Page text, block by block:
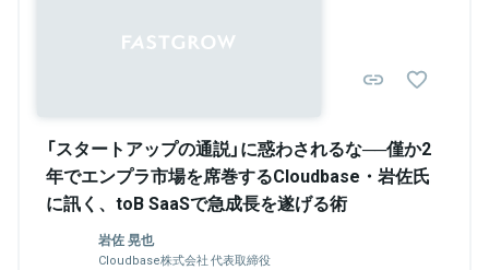
「スタートアップの通説」に惑わされるな──僅か2
年でエンプラ市場を席巻するCloudbase・岩佐氏
に訊く、toB SaaSで急成長を遂げる術
岩佐 晃也
Cloudbase株式会社 代表取締役